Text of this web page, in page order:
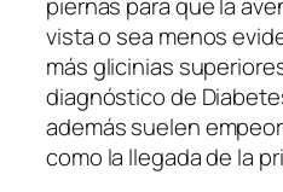
vista o sea menos
más glicinias
diagnóstico de
además suelen
como la llegada de la